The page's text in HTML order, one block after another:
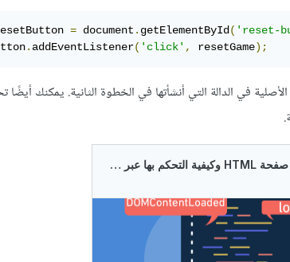
= document . getElementById( 'reset-
. addEventListener( 'click' , resetGame);
في الدالة التي أنشأتها في الخطوة الثانية. يمكنك